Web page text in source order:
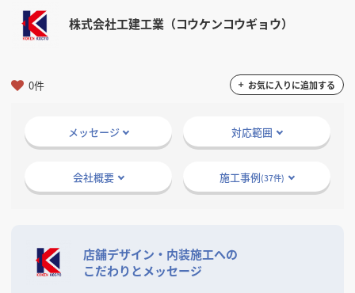
マッチング案件一覧
株式会社工建工業（コウケンコウギョウ）
0件 お気に入りに追加する
メッセージ 対応範囲
会社概要 施工事例(37件)
店舗デザイン・内装施工への
こだわりとメッセージ